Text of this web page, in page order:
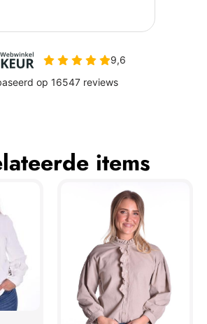
items